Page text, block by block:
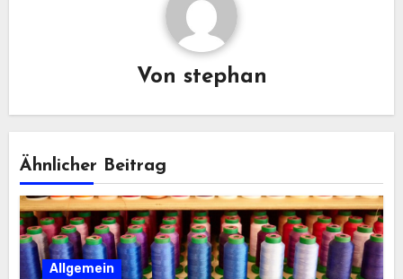
Von stephan
Ähnlicher Beitrag
Allgemein